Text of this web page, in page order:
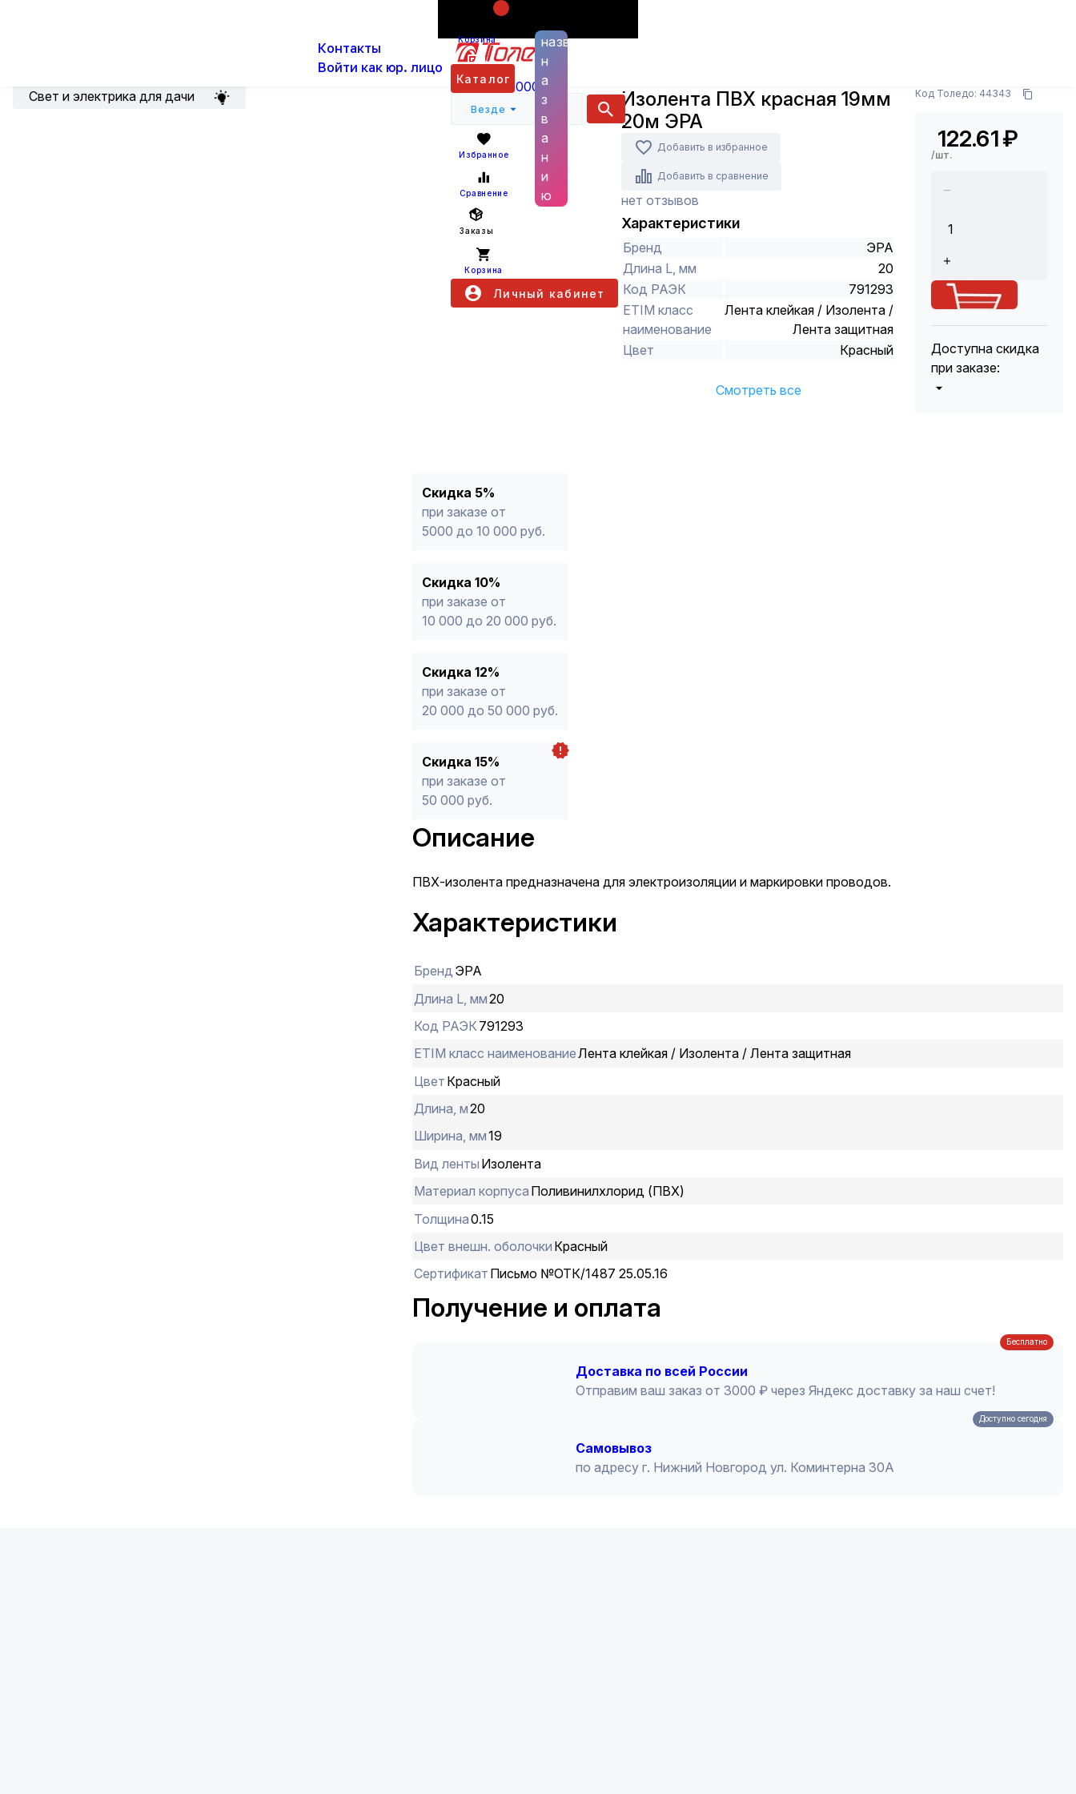
Контакты
Войти как юр. лицо
Корзина
+7 (800) 6000 600
Каталог
Везде
названию
н
а
з
в
а
н
и
ю
Избранное
Сравнение
Заказы
Корзина
Личный кабинет
Свет и электрика для дачи
Каталог Инструменты, хозтовары и клеи
Изолента ПВХ красная 19мм
20м ЭРА
Добавить в избранное
Добавить в сравнение
нет отзывов
Характеристики
Бренд
ЭРА
Длина L, мм
20
Код РАЭК
791293
ETIM класс
наименование
Лента клейкая / Изолента /
Лента защитная
Цвет
Красный
Смотреть все
Код Толедо: 44343
122.61₽
/шт.
Доступна скидка
при заказе:
Скидка 5%
при заказе от
5000 до 10 000 руб.
Скидка 10%
при заказе от
10 000 до 20 000 руб.
Скидка 12%
при заказе от
20 000 до 50 000 руб.
Скидка 15%
при заказе от
50 000 руб.
Описание
ПВХ-изолента предназначена для электроизоляции и маркировки проводов.
Характеристики
Бренд ЭРА
Длина L, мм20
Код РАЭК 791293
ETIM класс наименованиеЛента клейкая / Изолента / Лента защитная
Цвет Красный
Длина, м20
Ширина, мм19
Вид ленты Изолента
Материал корпуса Поливинилхлорид (ПВХ)
Толщина0.15
Цвет внешн. оболочки Красный
Сертификат Письмо №ОТК/1487 25.05.16
Получение и оплата
Бесплатно
Доставка по всей России
Отправим ваш заказ от 3000 ₽ через Яндекс доставку за наш счет!
Доступно сегодня
Cамовывоз
по адресу г. Нижний Новгород ул. Коминтерна 30А